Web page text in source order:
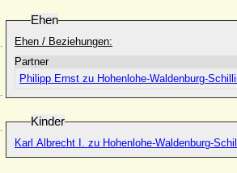
Ehen
Ehen / Beziehungen:
Partner
Philipp Ernst zu Hohenlohe-Waldenburg-
Kinder
Karl Albrecht I. zu Hohenlohe-Waldenburg-